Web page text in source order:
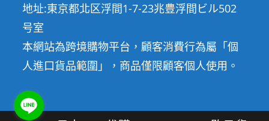
地址:東京都北区浮間1-7-23兆豊浮間ビル502
号室
本網站為跨境購物平台，顧客消費行為屬「個
人進口貨品範圍」，商品僅限顧客個人使用。